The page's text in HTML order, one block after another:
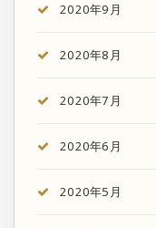
2020年9月
2020年8月
2020年7月
2020年6月
2020年5月